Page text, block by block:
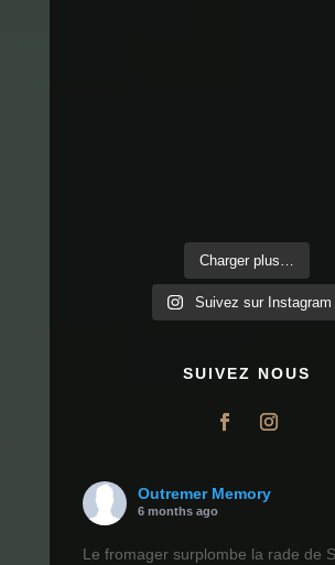
Charger plus…
Suivez sur Instagram
SUIVEZ NOUS
Outremer Memory
6 months ago
Le fromager surplombe la rade de